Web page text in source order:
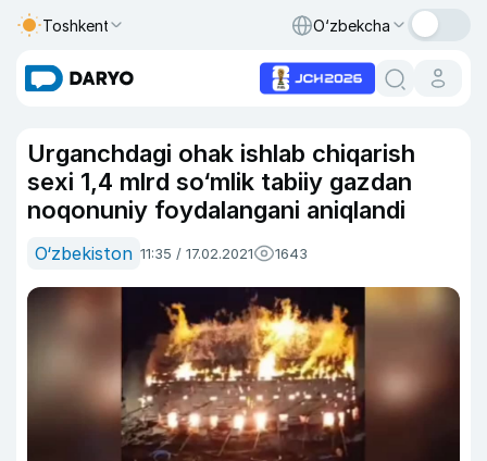
Toshkent O‘zbekcha
Urganchdagi ohak ishlab chiqarish
sexi 1,4 mlrd so‘mlik tabiiy gazdan
noqonuniy foydalangani aniqlandi
O‘zbekiston 11:35 / 17.02.2021 1643